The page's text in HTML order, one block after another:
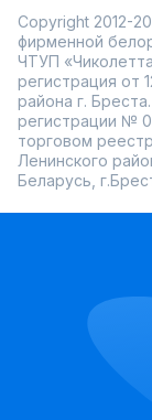
Copyright 2012-
фирменной
ЧТУП
регистрация от
района г.
регистрации №
торговом
Ленинского
Беларусь,